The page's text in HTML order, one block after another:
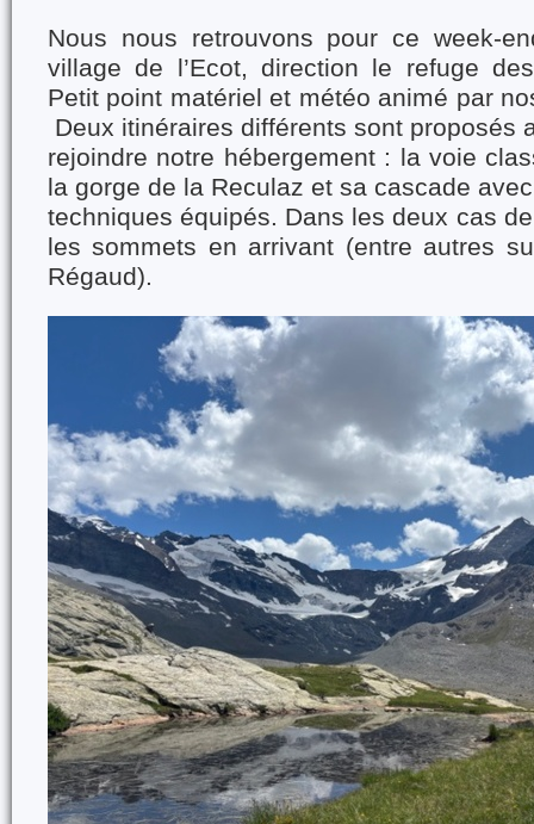
Nous nous retrouvons pour ce week-
village de l’Ecot, direction le refuge
Petit point matériel et météo animé par
Deux itinéraires différents sont proposés
rejoindre notre hébergement : la voie
la gorge de la Reculaz et sa cascade
techniques équipés. Dans les deux cas
les sommets en arrivant (entre autres
Régaud).